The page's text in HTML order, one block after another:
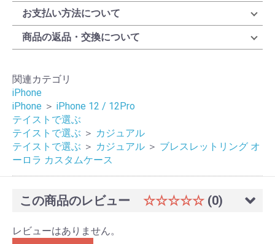
お支払い方法について
商品の返品・交換について
関連カテゴリ
iPhone
iPhone ＞ iPhone 12 / 12Pro
テイストで選ぶ
テイストで選ぶ ＞ カジュアル
テイストで選ぶ ＞ カジュアル ＞ ブレスレットリング オ
ーロラ カスタムケース
この商品のレビュー ☆☆☆☆☆ (0)
レビューはありません。